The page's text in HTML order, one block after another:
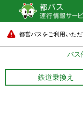
都営バスをご利用いた
バス
鉄道乗換え